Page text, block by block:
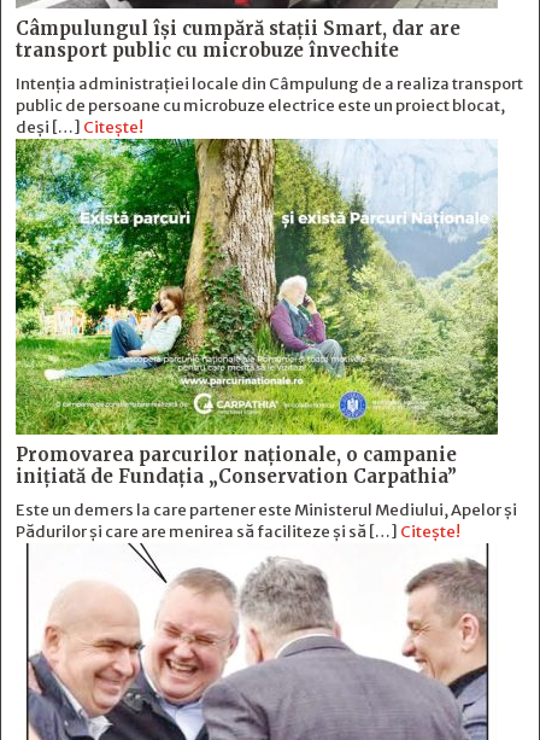
Câmpulungul îşi cumpără staţii Smart, dar are
transport public cu microbuze învechite
Intenția administrației locale din Câmpulung de a realiza transport
public de persoane cu microbuze electrice este un proiect blocat,
deși […] Citește!
Promovarea parcurilor naționale, o campanie
inițiată de Fundația „Conservation Carpathia”
Este un demers la care partener este Ministerul Mediului, Apelor și
Pădurilor și care are menirea să faciliteze și să […] Citește!